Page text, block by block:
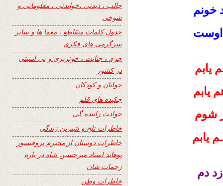
خونم
اوست
یابم
یابم
شوم
یابم
دم
جالب ، دیدنی ،خواندنی ، معلوماتی و
شوخی
جدول کلمات متقاطع ، معما ها و سایر
سرگرمی های فکری
جرم ، جنایت ، خونریزی و بی امنیتی
در کشور
جوانان و کودکان
چکیده های قلم
حوادث راننده گی
خاطرات تلخ و شیرین زندگی
خاطرات دوستان از محترم پروفیسور
پوهاند استاد میرحسین شاه در باره
زحمات شان
خاطرات وطن